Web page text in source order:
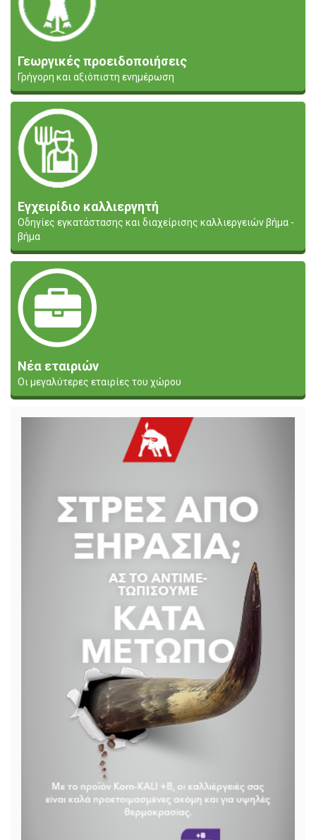
Γεωργικές προειδοποιήσεις
Γρήγορη και αξιόπιστη ενημέρωση
Εγχειρίδιο καλλιεργητή
Οδηγίες εγκατάστασης και διαχείρισης καλλιεργειών βήμα -
βήμα
Νέα εταιριών
Οι μεγαλύτερες εταιρίες του χώρου